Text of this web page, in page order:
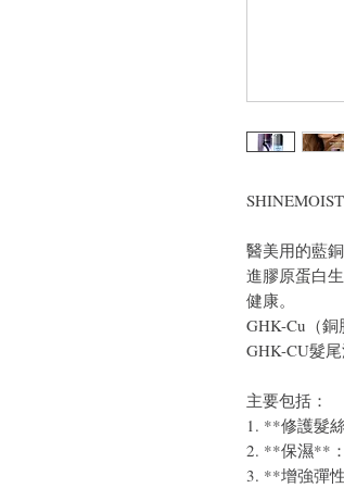
醫美用的藍
進膠原蛋白
健康。
GHK-Cu（銅
GHK-CU髮
主要包括：
1. **修護髮
2. **保濕**：
3. **增強彈